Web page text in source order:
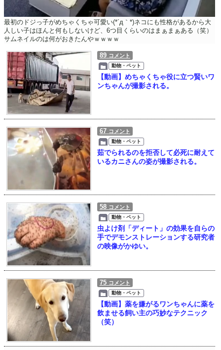
最初のドジっ子がめちゃくちゃ可愛い(*´д｀*)ネコにも性格があるから大
人しい子はほんと何もしないけど、6つ目くらいのはまぁまぁある（笑）
サムネイルのは何がおきたんやｗｗｗｗ
89 コメント
動物・ペット
【動画】めちゃくちゃ役に立つ賢いワ
ンちゃんが撮影される。
67 コメント
動物・ペット
茹でられるのを拒否して必死に耐えて
いるカニさんの姿が撮影される。
58 コメント
動物・ペット
虫よけ剤「ディート」の効果を自らの
手でデモンストレーションする研究者
の映像がかゆい。
75 コメント
動物・ペット
【動画】薬を嫌がるワンちゃんに薬を
飲ませる飼い主の巧妙なテクニック
（笑）